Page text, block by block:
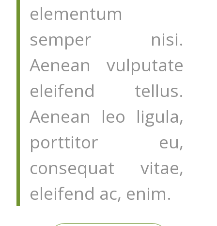
elementum
semper nisi.
Aenean vulputate
eleifend tellus.
Aenean leo ligula,
porttitor eu,
consequat vitae,
eleifend ac, enim.